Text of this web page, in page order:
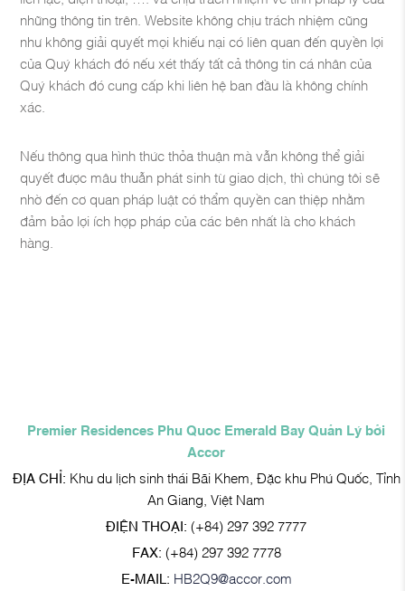
những thông tin trên. Website không chịu trách nhiệm cũng
như không giải quyết mọi khiếu nại có liên quan đến quyền lợi
của Quý khách đó nếu xét thấy tất cả thông tin cá nhân của
Quý khách đó cung cấp khi liên hệ ban đầu là không chính
xác.
Nếu thông qua hình thức thỏa thuận mà vẫn không thể giải
quyết được mâu thuẫn phát sinh từ giao dịch, thì chúng tôi sẽ
nhờ đến cơ quan pháp luật có thẩm quyền can thiệp nhằm
đảm bảo lợi ích hợp pháp của các bên nhất là cho khách
hàng.
Premier Residences Phu Quoc Emerald Bay Quản Lý bởi
Accor
ĐỊA CHỈ: Khu du lịch sinh thái Bãi Khem, Đặc khu Phú Quốc, Tỉnh
An Giang, Việt Nam
ĐIỆN THOẠI: (+84) 297 392 7777
FAX: (+84) 297 392 7778
E-MAIL: HB2Q9@accor.com